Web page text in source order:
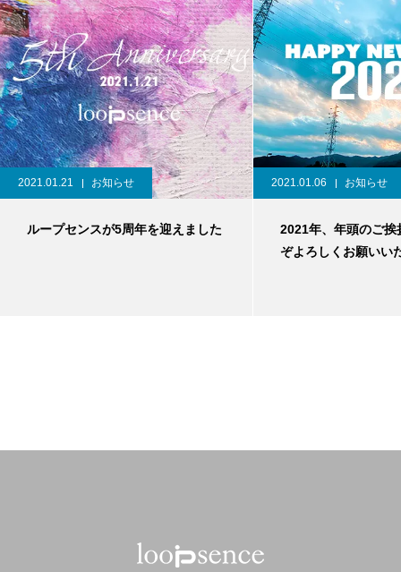
2021.01.21 お知らせ
ループセンスが5周年を迎えました
2021.01.06 お知らせ
2021年、年頭のご挨
ぞよろしくお願いい